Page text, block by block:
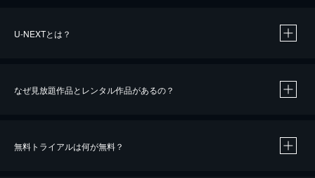
U-NEXTとは？
なぜ見放題作品とレンタル作品があるの？
無料トライアルは何が無料？